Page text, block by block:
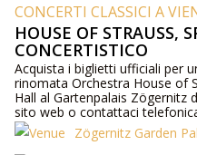
CONCERTI CLASSICI A
HOUSE OF STRAUSS,
CONCERTISTICO
Acquista i biglietti ufficiali per
rinomata Orchestra House of
Hall al Gartenpalais Zögernitz
sito web o contattaci
sugli artisti, i dettagli del
Zögernitz Garden